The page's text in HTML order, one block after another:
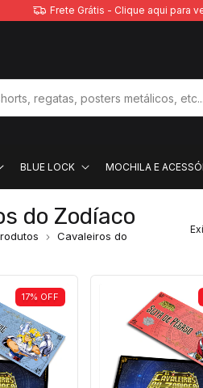
Frete Grátis - Clique aqui para
BLUE LOCK MOCHILA E
do Zodíaco
Cavaleiros do
17% OFF